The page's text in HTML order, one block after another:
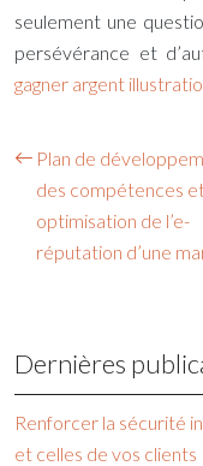
seulement une
persévérance et
gagner argent
Plan de
des compétences
optimisation de l’e-
réputation d’une
Dernières
Renforcer la sécurité
et celles de vos clients